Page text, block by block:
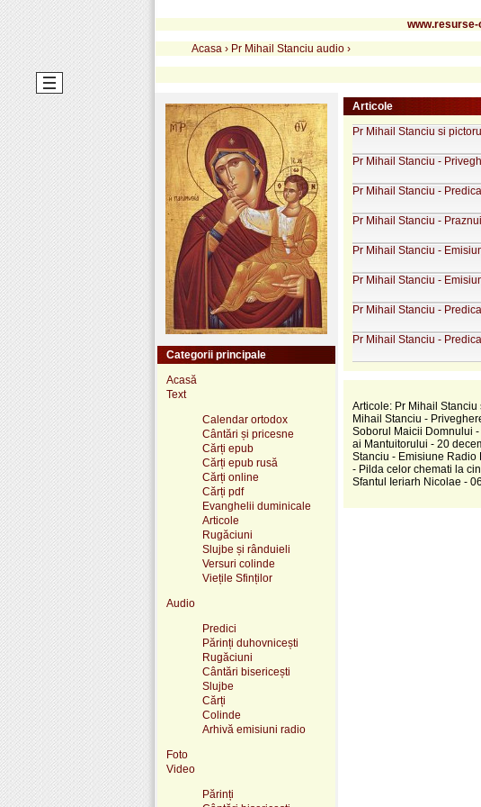
Acasa › Pr Mihail Stanciu audio ›
Categorii principale
Acasă
Text
Calendar ortodox
Cântări și pricesne
Cărți epub
Cărți epub rusă
Cărți online
Cărți pdf
Evanghelii duminicale
Articole
Rugăciuni
Slujbe și rânduieli
Versuri colinde
Viețile Sfinților
Audio
Predici
Părinți duhovnicești
Rugăciuni
Cântări bisericești
Slujbe
Cărți
Colinde
Arhivă emisiuni radio
Foto
Video
Părinți
Articole
Pr Mihail Stanciu si
Pr Mihail Stanciu -
Pr Mihail Stanciu -
Pr Mihail Stanciu -
Pr Mihail Stanciu -
Pr Mihail Stanciu -
Pr Mihail Stanciu -
Pr Mihail Stanciu -
Articole: Pr Mihail
Mihail Stanciu -
Soborul Maicii Domnului
ai Mantuitorului - 20
Stanciu - Emisiune Radio
- Pilda celor chemati la
Sfantul Ieriarh Nicolae -